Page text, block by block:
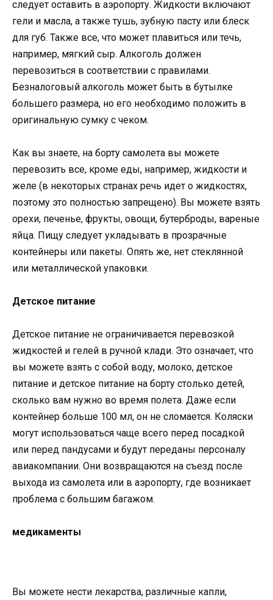
следует оставить в аэропорту. Жидкости включают
гели и масла, а также тушь, зубную пасту или блеск
для губ. Также все, что может плавиться или течь,
например, мягкий сыр. Алкоголь должен
перевозиться в соответствии с правилами.
Безналоговый алкоголь может быть в бутылке
большего размера, но его необходимо положить в
оригинальную сумку с чеком.
Как вы знаете, на борту самолета вы можете
перевозить все, кроме еды, например, жидкости и
желе (в некоторых странах речь идет о жидкостях,
поэтому это полностью запрещено). Вы можете взять
орехи, печенье, фрукты, овощи, бутерброды, вареные
яйца. Пищу следует укладывать в прозрачные
контейнеры или пакеты. Опять же, нет стеклянной
или металлической упаковки.
Детское питание
Детское питание не ограничивается перевозкой
жидкостей и гелей в ручной клади. Это означает, что
вы можете взять с собой воду, молоко, детское
питание и детское питание на борту столько детей,
сколько вам нужно во время полета. Даже если
контейнер больше 100 мл, он не сломается. Коляски
могут использоваться чаще всего перед посадкой
или перед пандусами и будут переданы персоналу
авиакомпании. Они возвращаются на съезд после
выхода из самолета или в аэропорту, где возникает
проблема с большим багажом.
медикаменты
Вы можете нести лекарства, различные капли,